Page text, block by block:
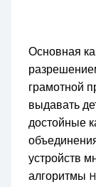
Основная
грамотной
выдавать
достойные
устройств
алгоритмы